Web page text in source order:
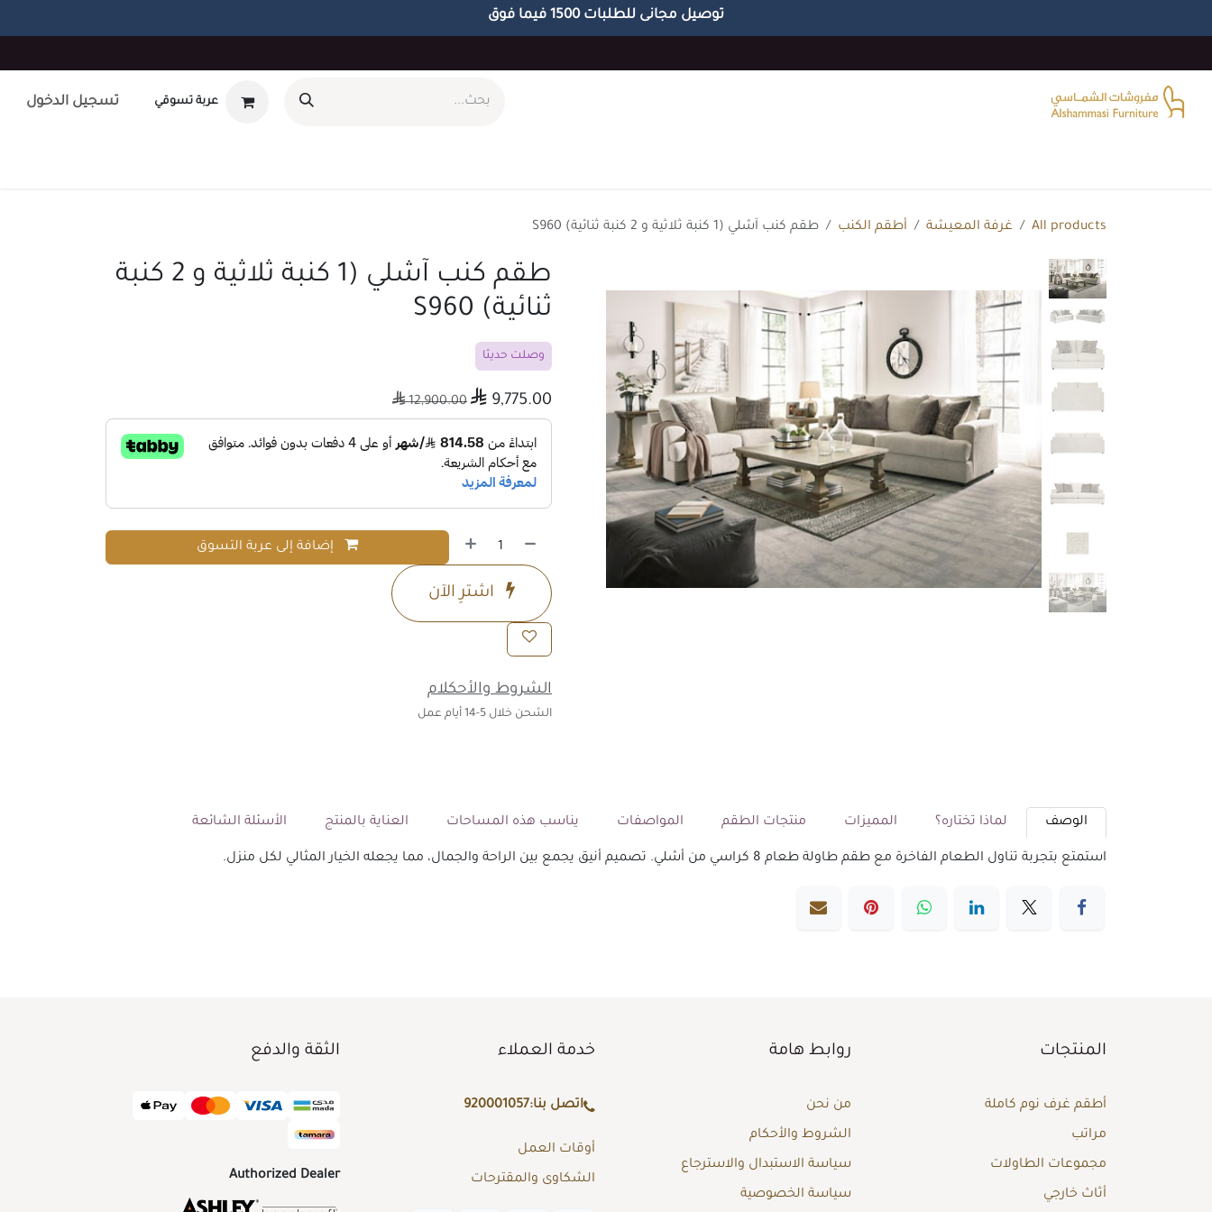
توصيل مجانى للطلبات 1500 فيما فوق
عربة تسوقي تسجيل الدخول
All products غرفة المعيشة أطقم الكنب طقم كنب آشلي (1 كنبة ثلاثية و 2 كنبة ثنائية) S960
طقم كنب آشلي (1 كنبة ثلاثية و 2 كنبة
ثنائية) S960
وصلت حديثا
9,775.00
12,900.00

إضافة إلى عربة التسوق
اشترِ الآن
الشروط والأحكلام
الشحن خلال 5-14 أيام عمل
الوصف لماذا تختاره؟ المميزات منتجات الطقم المواصفات يناسب هذه المساحات العناية بالمنتج الأسئلة الشائعة
استمتع بتجربة تناول الطعام الفاخرة مع طقم طاولة طعام 8 كراسي من أشلي. تصميم أنيق يجمع بين الراحة والجمال، مما يجعله الخيار المثالي لكل منزل.
المنتجات
أطقم غرف نوم كاملة
مراتب
مجموعات الطاولات
أثاث خارجي
روابط هامة
من نحن
الشروط والأحكام
سياسة الاستبدال والاسترجاع
سياسة الخصوصية
خدمة العملاء
اتصل بنا:920001057
أوقات العمل
الشكاوى والمقترحات
الثقة والدفع
Authorized Dealer